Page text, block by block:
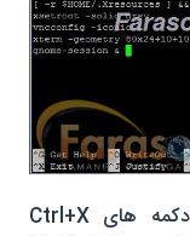
9. سپس برای ذخیره شدن تغییرات دکمه های Ctrl+X